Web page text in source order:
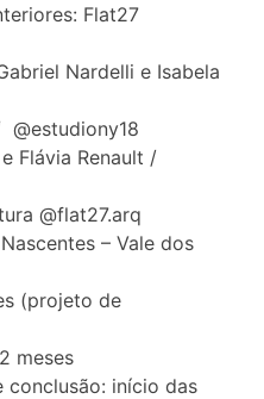
Flat27
Nardelli e Isabela
@estudiony18
Flávia Renault /
@flat27.arq
– Vale dos
(projeto de
meses
conclusão: início das